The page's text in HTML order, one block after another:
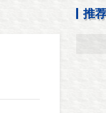
推